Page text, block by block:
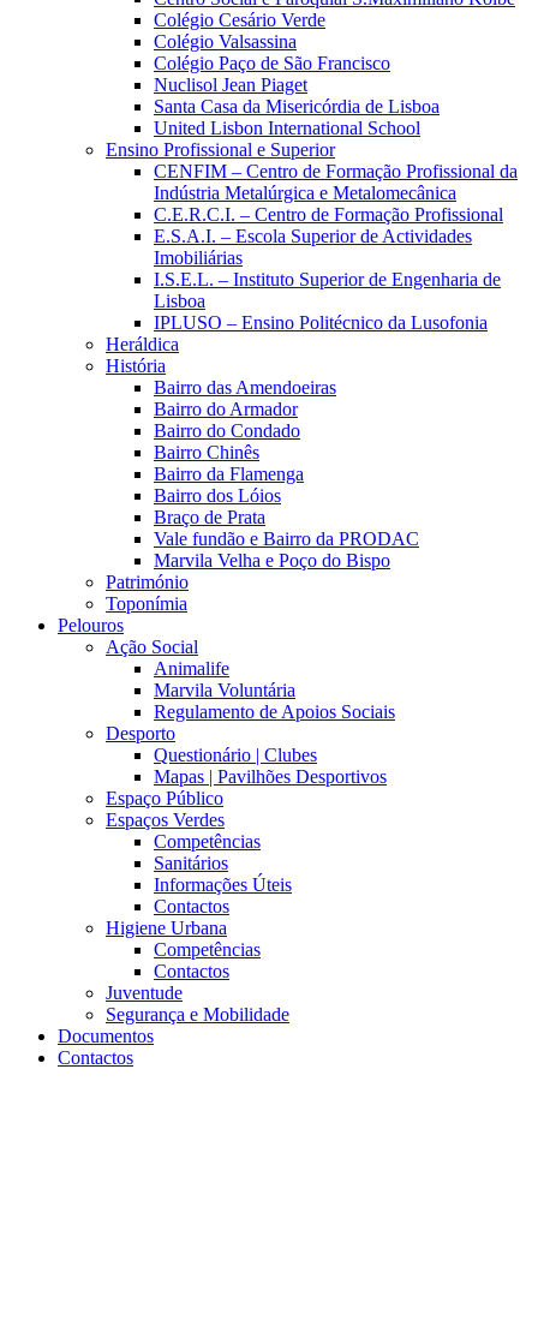
Colégio Cesário Verde
Colégio Valsassina
Colégio Paço de São Francisco
Nuclisol Jean Piaget
Santa Casa da Misericórdia de Lisboa
United Lisbon International School
Ensino Profissional e Superior
CENFIM – Centro de Formação Profissional da
Indústria Metalúrgica e Metalomecânica
C.E.R.C.I. – Centro de Formação Profissional
E.S.A.I. – Escola Superior de Actividades
Imobiliárias
I.S.E.L. – Instituto Superior de Engenharia de
Lisboa
IPLUSO – Ensino Politécnico da Lusofonia
Heráldica
História
Bairro das Amendoeiras
Bairro do Armador
Bairro do Condado
Bairro Chinês
Bairro da Flamenga
Bairro dos Lóios
Braço de Prata
Vale fundão e Bairro da PRODAC
Marvila Velha e Poço do Bispo
Património
Toponímia
Pelouros
Ação Social
Animalife
Marvila Voluntária
Regulamento de Apoios Sociais
Desporto
Questionário | Clubes
Mapas | Pavilhões Desportivos
Espaço Público
Espaços Verdes
Competências
Sanitários
Informações Úteis
Contactos
Higiene Urbana
Competências
Contactos
Juventude
Segurança e Mobilidade
Documentos
Contactos